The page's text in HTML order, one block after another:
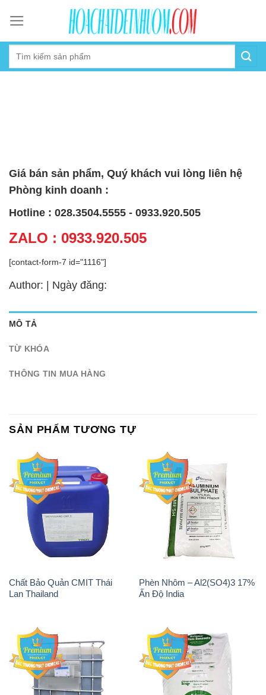
content
Giá bán sản phẩm, Quý khách vui lòng liên hệ
Phòng kinh doanh :
Hotline : 028.3504.5555 - 0933.920.505
ZALO : 0933.920.505
[contact-form-7 id="1116"]
Author: | Ngày đăng:
MÔ TẢ
TỪ KHÓA
THÔNG TIN MUA HÀNG
SẢN PHẨM TƯƠNG TỰ
Chất Bảo Quản CMIT Thái
Lan Thailand
Phèn Nhôm – Al2(SO4)3 17%
Ấn Độ India